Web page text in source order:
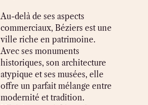
Au-delà de ses aspects
commerciaux, Béziers est une
ville riche en patrimoine.
Avec ses monuments
historiques, son architecture
atypique et ses musées, elle
offre un parfait mélange entre
modernité et tradition.